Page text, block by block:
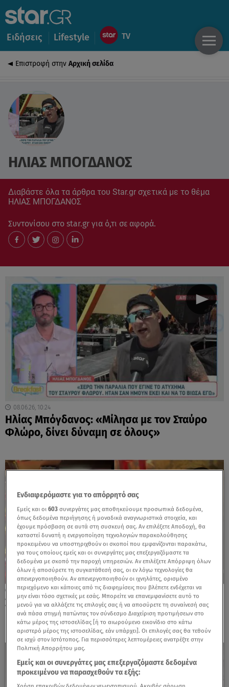
Ειδήσεις Lifestyle
Επιστροφή στην Αρχική σελίδα
ΗΛΙΑΣ ΜΠΟΓΔΑΝΟΣ
Διαβάστε όλα τα άρθρα του Star.gr σχετικά με το θέμα
ΗΛΙΑΣ ΜΠΟΓΔΑΝΟΣ
Συντονίσου στο star.gr για ό,τι σε αφορά.
08.06.26, 10:24
Ηλίας Μπόγδανος: «Μίλησα με τον Σταύρο
Φλώρο, δίνει δύναμη σε όλους»
13.02.25, 17:31
Σάκης Ρουβάς: Διασκέδασε σε γνωστό
μαγαζί στο Κολωνάκι-Το τραγούδι που είπε
Ενδιαφερόμαστε για το απόρρητό σας
Εμείς και οι603 συνεργάτες μας αποθηκεύουμε προσωπικά δεδομένα,
όπως δεδομένα περιήγησης ή μοναδικά αναγνωριστικά στοιχεία, και
έχουμε πρόσβαση σε αυτά στη συσκευή σας. Αν επιλέξετε Αποδοχή, θα
καταστεί δυνατή η ενεργοποίηση τεχνολογιών παρακολούθησης
προκειμένου να υποστηριχθούν οι σκοποί που εμφανίζονται παρακάτω,
για τους οποίους εμείς και οι συνεργάτες μας επεξεργαζόμαστε τα
δεδομένα με σκοπό την παροχή υπηρεσιών. Αν επιλέξετε Απόρριψη όλων
όλων ή αποσύρετε τη συγκατάθεσή σας, οι εν λόγω τεχνολογίες θα
απενεργοποιηθούν. Αν απενεργοποιηθούν οι ιχνηλάτες, ορισμένο
περιεχόμενο και κάποιες από τις διαφημίσεις που βλέπετε ενδέχεται να
μην είναι τόσο σχετικές με εσάς. Μπορείτε να επανεμφανίσετε αυτό το
μενού για να αλλάξετε τις επιλογές σας ή να αποσύρετε τη συναίνεσή σας
ανά πάσα στιγμή πατώντας τον σύνδεσμο Διαχείριση προτιμήσεων στο
κάτω μέρος της ιστοσελίδας [ή το αιωρούμενο εικονίδιο στο κάτω
αριστερό μέρος της ιστοσελίδας, εάν υπάρχει]. Οι επιλογές σας θα τεθούν
σε ισχύ στον Ιστότοπος. Για περισσότερες λεπτομέρειες ανατρέξτε στην
Πολιτική Απορρήτου μας.
Εμείς και οι συνεργάτες μας επεξεργαζόμαστε δεδομένα
προκειμένου να παρασχεθούν τα εξής: